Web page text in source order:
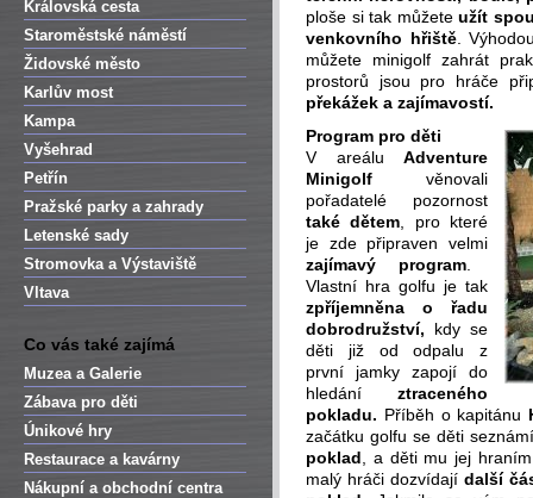
Královská cesta
Staroměstské náměstí
Židovské město
Karlův most
Kampa
Vyšehrad
Petřín
Pražské parky a zahrady
Letenské sady
Stromovka a Výstaviště
Vltava
Co vás také zajímá
Muzea a Galerie
Zábava pro děti
Únikové hry
Restaurace a kavárny
Nákupní a obchodní centra
ploše si tak můžeteužít
venkovního hřiště.
můžete minigolf zahrát
prostorů jsou pro hráče
překážek a zajímavostí.
Program pro děti
V areálu Adventure
Minigolf věnovali
pořadatelé pozornost
také dětem , pro které
je zde připraven velmi
zajímavý program.
Vlastní hra golfu je tak
zpříjemněna o řadu
dobrodružství, kdy se
děti již od odpalu z
první jamky zapojí do
hledání ztraceného
pokladu. Příběh o kapitánu
začátku golfu se děti
poklad , a děti mu jej
malý hráči dozvídají další